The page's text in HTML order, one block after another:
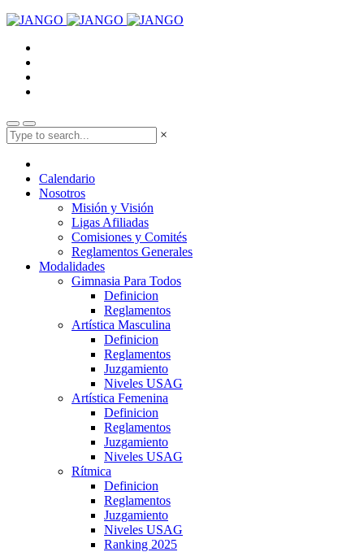
×
Calendario
Nosotros
Misión y Visión
Ligas Afiliadas
Comisiones y Comités
Reglamentos Generales
Modalidades
Gimnasia Para Todos
Definicion
Reglamentos
Artística Masculina
Definicion
Reglamentos
Juzgamiento
Niveles USAG
Artística Femenina
Definicion
Reglamentos
Juzgamiento
Niveles USAG
Rítmica
Definicion
Reglamentos
Juzgamiento
Niveles USAG
Ranking 2025